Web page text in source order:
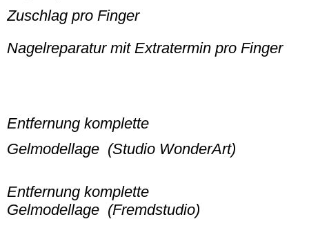
Zuschlag pro Finger
Nagelreparatur mit Extratermin pro Finger
Entfernung komplette
Gelmodellage (Studio WonderArt)
Entfernung komplette
Gelmodellage (Fremdstudio)